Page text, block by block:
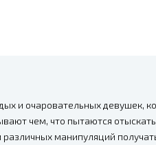
и очаровательных девушек,
чем, что пытаются
манипуляций